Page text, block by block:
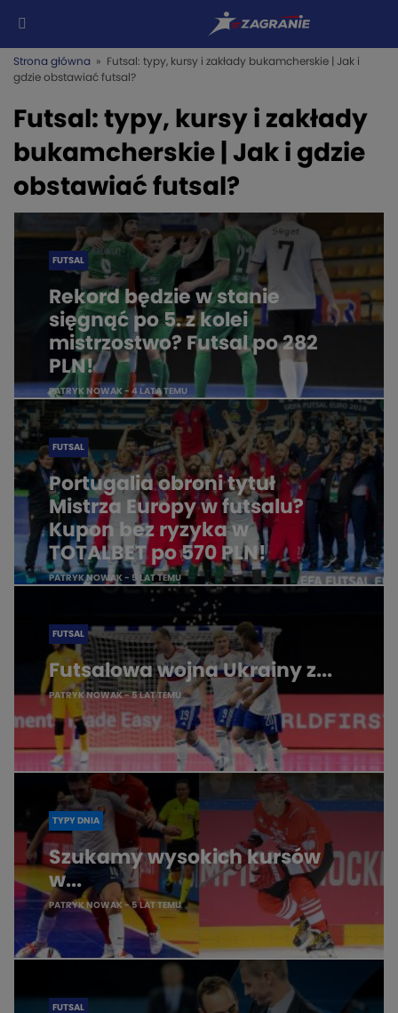
Strona główna » Futsal: typy, kursy i zakłady bukamcherskie | Jak i
gdzie obstawiać futsal?
Futsal: typy, kursy i zakłady
bukamcherskie | Jak i gdzie
obstawiać futsal?
FUTSAL
Rekord będzie w stanie
sięgnąć po 5. z kolei
mistrzostwo? Futsal po 282
PLN!
PATRYK NOWAK - 4 LATA TEMU
FUTSAL
Portugalia obroni tytuł
Mistrza Europy w futsalu?
Kupon bez ryzyka w
TOTALBET po 570 PLN!
PATRYK NOWAK - 5 LAT TEMU
FUTSAL
Futsalowa wojna Ukrainy z...
PATRYK NOWAK- 5 LAT TEMU
TYPY DNIA
Szukamy wysokich kursów
w...
PATRYK NOWAK - 5 LAT TEMU
FUTSAL